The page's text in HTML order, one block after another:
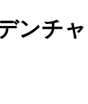
ンチ